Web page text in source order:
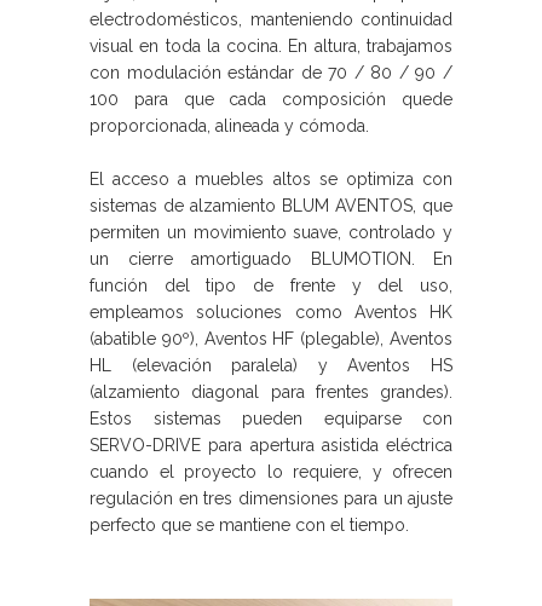
electrodomésticos, manteniendo continuidad
visual en toda la cocina. En altura, trabajamos
con modulación estándar de 70 / 80 / 90 /
100 para que cada composición quede
proporcionada, alineada y cómoda.
El acceso a muebles altos se optimiza con
sistemas de alzamiento BLUM AVENTOS, que
permiten un movimiento suave, controlado y
un cierre amortiguado BLUMOTION. En
función del tipo de frente y del uso,
empleamos soluciones como Aventos HK
(abatible 90º), Aventos HF (plegable), Aventos
HL (elevación paralela) y Aventos HS
(alzamiento diagonal para frentes grandes).
Estos sistemas pueden equiparse con
SERVO-DRIVE para apertura asistida eléctrica
cuando el proyecto lo requiere, y ofrecen
regulación en tres dimensiones para un ajuste
perfecto que se mantiene con el tiempo.